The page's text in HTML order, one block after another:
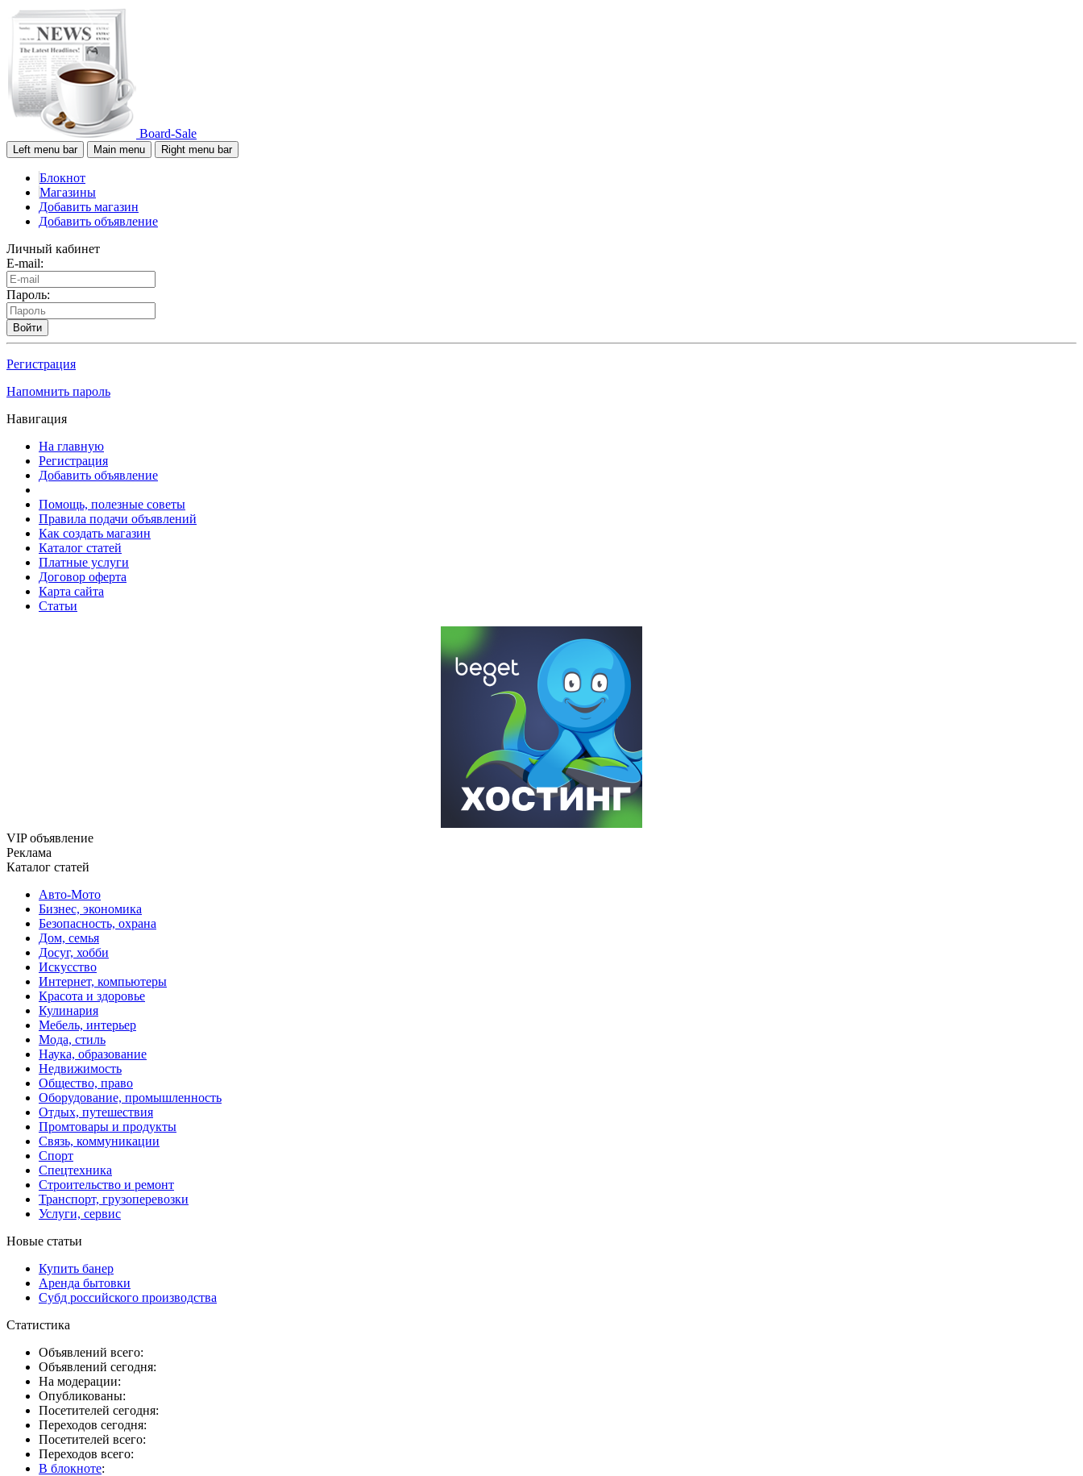
Board-Sale
Left menu bar Main menu Right menu bar
Блокнот
Магазины
Добавить магазин
Добавить объявление
Личный кабинет
E-mail:
Пароль:
Войти
Регистрация
Напомнить пароль
Навигация
На главную
Регистрация
Добавить объявление
Помощь, полезные советы
Правила подачи объявлений
Как создать магазин
Каталог статей
Платные услуги
Договор оферта
Карта сайта
Статьи
VIP объявление
Реклама
Каталог статей
Авто-Мото
Бизнес, экономика
Безопасность, охрана
Дом, семья
Досуг, хобби
Искусство
Интернет, компьютеры
Красота и здоровье
Кулинария
Мебель, интерьер
Мода, стиль
Наука, образование
Недвижимость
Общество, право
Оборудование, промышленность
Отдых, путешествия
Промтовары и продукты
Связь, коммуникации
Спорт
Спецтехника
Строительство и ремонт
Транспорт, грузоперевозки
Услуги, сервис
Новые статьи
Купить банер
Аренда бытовки
Субд российского производства
Статистика
Объявлений всего:
Объявлений сегодня:
На модерации:
Опубликованы:
Посетителей сегодня:
Переходов сегодня:
Посетителей всего:
Переходов всего:
В блокноте: